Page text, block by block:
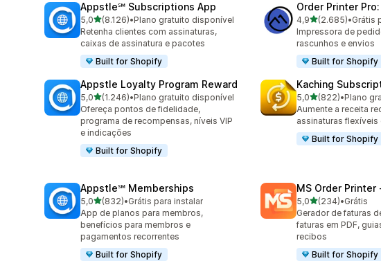
Appstle℠ Subscriptions App
5,0de 5 estrelas
(8.126)
8126 avaliações ao todo
•Plano gratuito disponível
Retenha clientes com assinaturas,
caixas de assinatura e pacotes
Built for Shopify
Order Printer
4,9de 5 estrelas
(2.685)
2685 avaliações ao
•Grátis
Impressora de
rascunhos e envios
Built for Shopify
Appstle Loyalty Program Reward
5,0de 5 estrelas
(1.246)
1246 avaliações ao todo
•Plano gratuito disponível
Ofereça pontos de fidelidade,
programa de recompensas, níveis VIP
e indicações
Built for Shopify
Kaching
5,0de 5 estrelas
(822)
822 avaliações ao
•Plano
Aumente a receita
assinaturas
Built for Shopify
Appstle℠ Memberships
5,0de 5 estrelas
(832)
832 avaliações ao todo
•Grátis para instalar
App de planos para membros,
benefícios para membros e
pagamentos recorrentes
Built for Shopify
MS Order Printer
5,0de 5 estrelas
(234)
234 avaliações ao
•Grátis
Gerador de faturas
faturas em PDF,
recibos
Built for Shopify